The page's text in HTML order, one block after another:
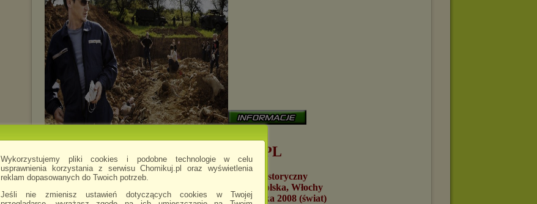
Wykorzystujemy pliki cookies i podobne technologie w celu
usprawnienia korzystania z serwisu Chomikuj.pl oraz wyświetlenia
reklam dopasowanych do Twoich potrzeb.
Jeśli nie zmienisz ustawień dotyczących cookies w Twojej
► LEKTOR PL
► GATUNEK: Dramat Historyczny
► PRODUKCJA: Francja, Polska, Włochy
► PREMIERA: 27 października 2008 (świat)